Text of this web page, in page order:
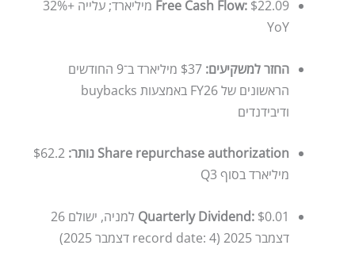
Free Cash Flow:
$22.09 מיליארד; עלייה +32%
YoY
החזר למשקיעים:
$37 מיליארד ב־9 החודשים
הראשונים של FY26 באמצעות buybacks
ודיבידנדים
Share repurchase authorization נותר:
$62.2
מיליארד בסוף Q3
Quarterly Dividend:
$0.01 למניה, ישולם 26
דצמבר 2025 (record date: 4 דצמבר 2025)